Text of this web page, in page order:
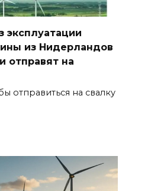
эксплуатации
из Нидерландов
отправят на
отправиться на свалку